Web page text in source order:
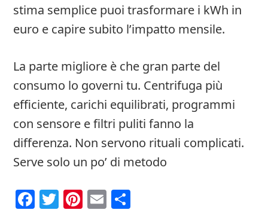
stima semplice puoi trasformare i kWh in
euro e capire subito l’impatto mensile.
La parte migliore è che gran parte del
consumo lo governi tu. Centrifuga più
efficiente, carichi equilibrati, programmi
con sensore e filtri puliti fanno la
differenza. Non servono rituali complicati.
Serve solo un po’ di metodo
Facebook
Twitter
Pinterest
Email